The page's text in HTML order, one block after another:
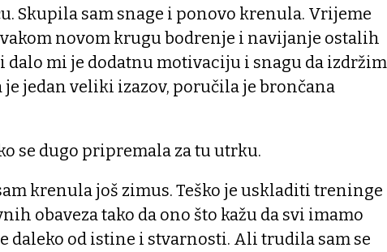
Skupila sam snage i ponovo krenula. Vrijeme
novom krugu bodrenje i navijanje ostalih
dalo mi je dodatnu motivaciju i snagu da izdržim
je jedan veliki izazov, poručila je brončana
se dugo pripremala za tu utrku.
krenula još zimus. Teško je uskladiti treninge
obaveza tako da ono što kažu da svi imamo
daleko od istine i stvarnosti. Ali trudila sam se